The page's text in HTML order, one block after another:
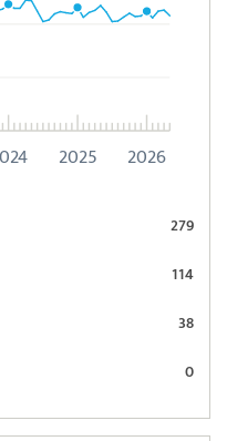
2025 2026
279
114
38
0